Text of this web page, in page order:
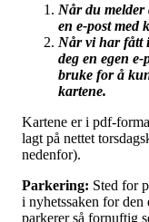
Når du melder
en e-post med
Når vi har fått
deg en egen
bruke for å
kartene.
Kartene er i pdf-
lagt på nettet
nedenfor).
Parkering: Sted for
i nyhetssaken for
parkerer så fornuftig